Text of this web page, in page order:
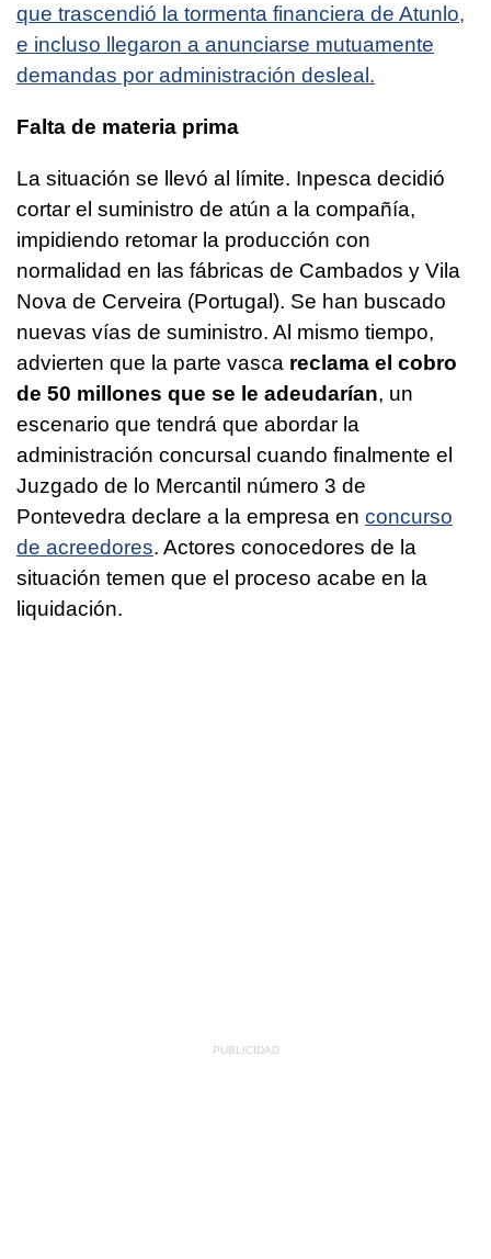
que trascendió la tormenta financiera de Atunlo,
e incluso llegaron a anunciarse mutuamente
demandas por administración desleal.
Falta de materia prima
La situación se llevó al límite. Inpesca decidió
cortar el suministro de atún a la compañía,
impidiendo retomar la producción con
normalidad en las fábricas de Cambados y Vila
Nova de Cerveira (Portugal). Se han buscado
nuevas vías de suministro. Al mismo tiempo,
advierten que la parte vasca reclama el cobro
de 50 millones que se le adeudarían, un
escenario que tendrá que abordar la
administración concursal cuando finalmente el
Juzgado de lo Mercantil número 3 de
Pontevedra declare a la empresa en concurso
de acreedores. Actores conocedores de la
situación temen que el proceso acabe en la
liquidación.